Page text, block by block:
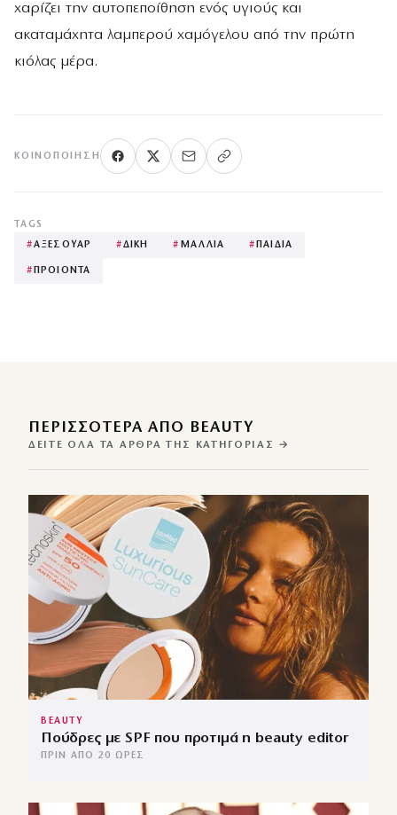
χαρίζει την αυτοπεποίθηση ενός υγιούς και
ακαταμάχητα λαμπερού χαμόγελου από την πρώτη
κιόλας μέρα.
ΚΟΙΝΟΠΟΊΗΣΗ
TAGS
#ΑΞΕΣΟΥΑΡ #ΔΙΚΗ # ΜΑΛΛΙΑ # ΠΑΙΔΙΑ
# ΠΡΟΙΟΝΤΑ
ΠΕΡΙΣΣΌΤΕΡΑ ΑΠΌ BEAUTY
ΔΕΊΤΕ ΌΛΑ ΤΑ ΆΡΘΡΑ ΤΗΣ ΚΑΤΗΓΟΡΊΑΣ →
BEAUTY
Πούδρες με SPF που προτιμά η beauty editor
ΠΡΙΝ ΑΠΌ 20 ΏΡΕΣ